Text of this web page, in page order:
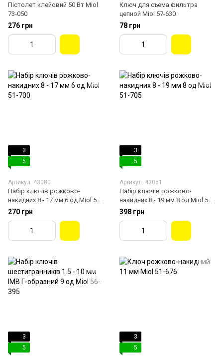
Пістолет клейовий 50 Вт Miol
73-050
276 грн
Ключ для съема фильтра
цепной Miol 57-630
78 грн
3
5
Артикул: 43080
Набір ключів рожково-
накидних 8 - 17 мм 6 од Miol 51-
700
270 грн
3
5
Артикул: 43081
Набір ключів рожково-
накидних 8 - 19 мм 8 од Miol 51-
705
398 грн
3
5
3
5